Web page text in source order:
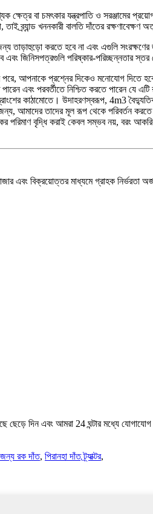
ক্ষেত্র বা চমৎকার যন্ত্রপাতি ও সরঞ্জামের
খননকারী বালতি দাঁতের রক্ষণাবেক্ষণ
তাড়াহুড়ো করতে হবে না এবং এগুলি
জিনিসপত্রগুলি পরিষ্কার-পরিচ্ছন্নতার
আপনাকে প্রশ্নের দিকেও মনোযোগ দিতে
পরবর্তীতে নিশ্চিত করতে পারেন যে এটি
কাঠামোতে। উদাহরণস্বরূপ, 4m3
আমাদের তাদের মূল রূপ থেকে পরিবর্তন
বৃদ্ধি করাই কেবল সম্ভব নয়, বরং
এবং বিক্রয়োত্তর মাধ্যমে গ্রাহক নির্ভরতা
ছেড়ে দিন এবং আমরা 24 ঘন্টার মধ্যে
রক দাঁত, পিরানহা দাঁত ট্র্যাক্টর,